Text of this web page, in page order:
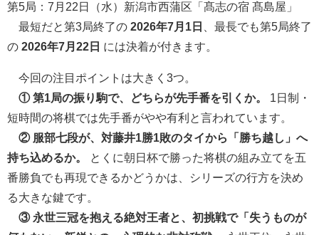
第5局：7月22日（水）新潟市西蒲区「髙志の宿 髙島屋」
最短だと第3局終了の 2026年7月1日
、最長でも第5局終了
の 2026年7月22日 には決着が付きます。
今回の注目ポイントは大きく3つ。
① 第1局の振り駒で、どちらが先手番を引くか。
1日制・
短時間の将棋では先手番がやや有利と言われています。
② 服部七段が、対藤井1勝1敗のタイから「勝ち越し」へ
持ち込めるか。
とくに朝日杯で勝った将棋の組み立てを五
番勝負でも再現できるかどうかは、シリーズの行方を決め
る大きな鍵です。
③ 永世三冠を抱える絶対王者と、初挑戦で「失うものが